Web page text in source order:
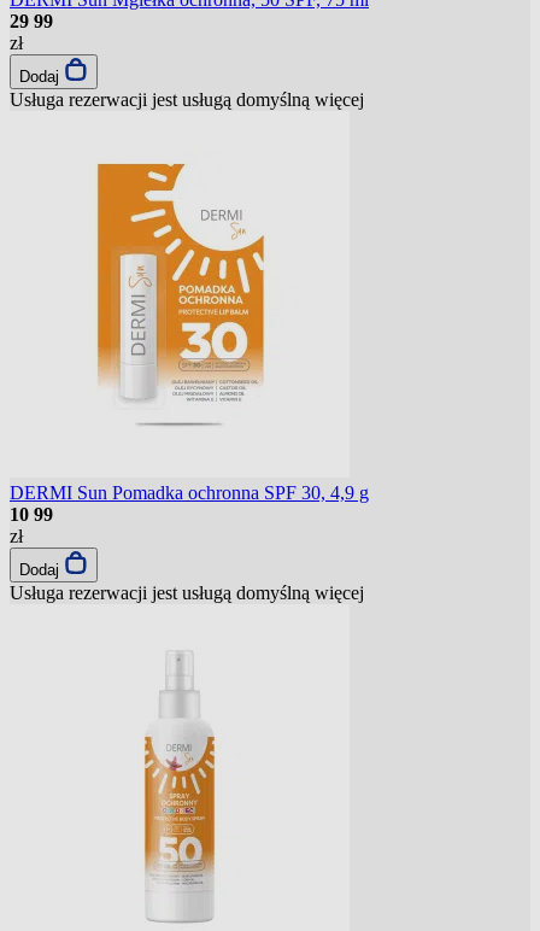
29 99
zł
Dodaj
Usługa rezerwacji jest usługą domyślną więcej
DERMI Sun Pomadka ochronna SPF 30, 4,9 g
10 99
zł
Dodaj
Usługa rezerwacji jest usługą domyślną więcej